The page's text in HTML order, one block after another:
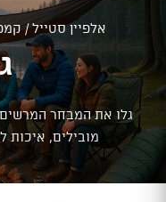
אלפיין סטייל/
גלו את המבחר המרשים
מובילים, איכות